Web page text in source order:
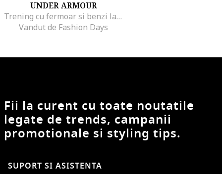
UNDER ARMOUR
Trening cu fermoar si benzi laterale contrastante pentru fitness21`
Vandut de Fashion Days
Fii la curent cu toate noutatile
legate de trends, campanii
promotionale si styling tips.
SUPORT SI ASISTENTA